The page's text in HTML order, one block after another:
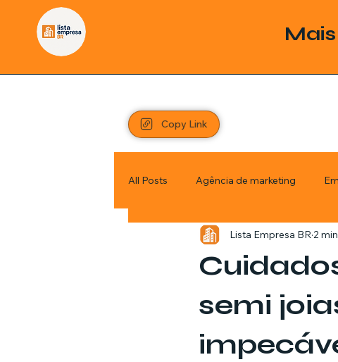
Copy Link
All Posts Agência de marketing
Saúde Sem
Estratégias de marketing Filmes
semi
Lista Empresa BR 2